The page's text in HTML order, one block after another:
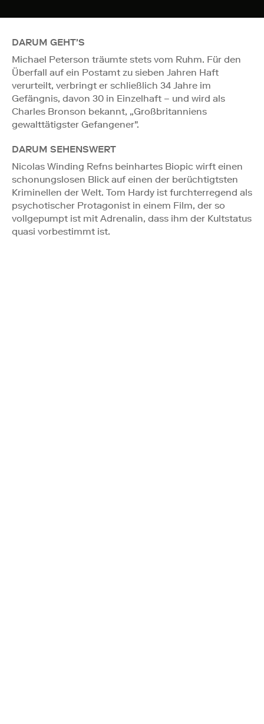
DARUM GEHT'S
Michael Peterson träumte stets vom Ruhm. Für den
Überfall auf ein Postamt zu sieben Jahren Haft
verurteilt, verbringt er schließlich 34 Jahre im
Gefängnis, davon 30 in Einzelhaft – und wird als
Charles Bronson bekannt, „Großbritanniens
gewalttätigster Gefangener".
DARUM SEHENSWERT
Nicolas Winding Refns beinhartes Biopic wirft einen
schonungslosen Blick auf einen der berüchtigtsten
Kriminellen der Welt. Tom Hardy ist furchterregend als
psychotischer Protagonist in einem Film, der so
vollgepumpt ist mit Adrenalin, dass ihm der Kultstatus
quasi vorbestimmt ist.